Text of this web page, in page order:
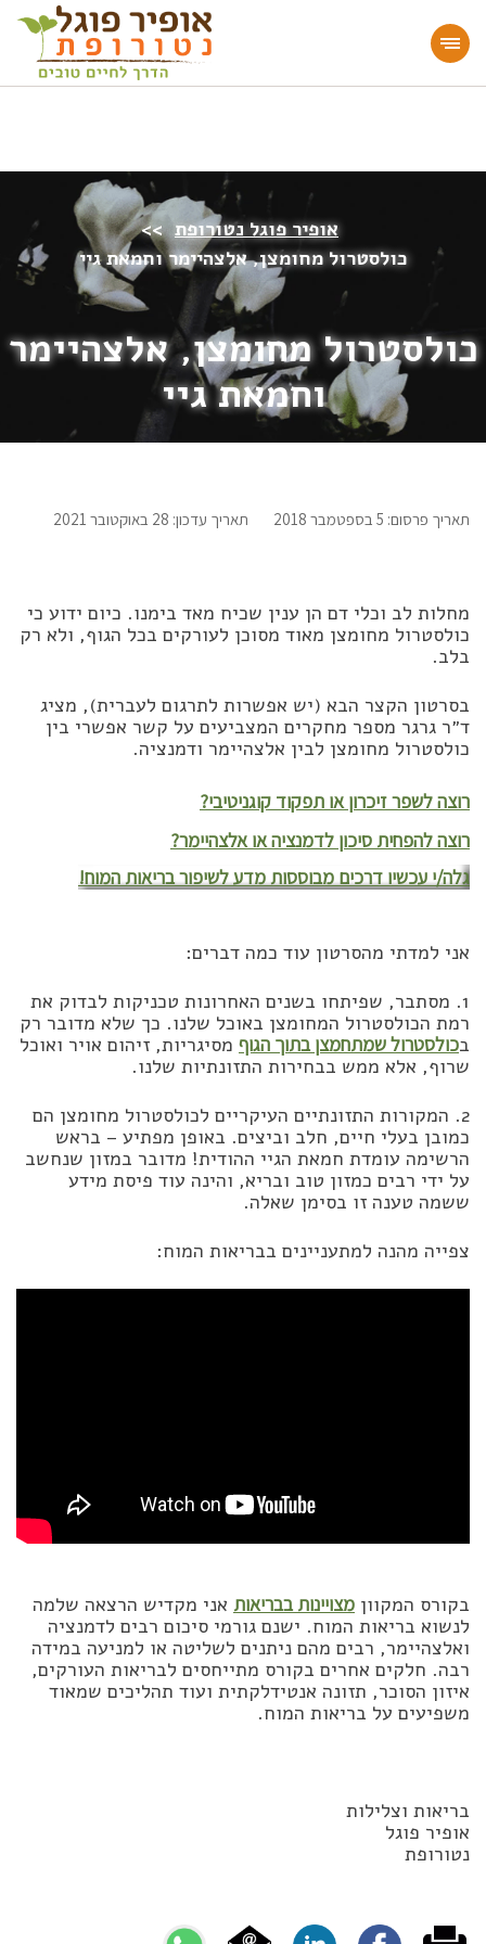
מעוניינים להעמיק או להתחיל דרך חיים בריאה?
הצטרפו לאתר!
אופיר פוגל נטורופת >>
כולסטרול מחומצן, אלצהיימר וחמאת גיי
כולסטרול מחומצן, אלצהיימר
וחמאת גיי
תאריך פרסום: 5 בספטמבר 2018 תאריך עדכון: 28 באוקטובר 2021
מחלות לב וכלי דם הן ענין שכיח מאד בימנו. כיום ידוע כי
כולסטרול מחומצן מאוד מסוכן לעורקים בכל הגוף, ולא רק
בלב.
בסרטון הקצר הבא (יש אפשרות לתרגום לעברית), מציג
ד״ר גרגר מספר מחקרים המצביעים על קשר אפשרי בין
כולסטרול מחומצן לבין אלצהיימר ודמנציה.
רוצה לשפר זיכרון או תפקוד קוגניטיבי?
רוצה להפחית סיכון לדמנציה או אלצהיימר?
גלה/י עכשיו דרכים מבוססות מדע לשיפור בריאות המוח!
אני למדתי מהסרטון עוד כמה דברים:
1. מסתבר, שפיתחו בשנים האחרונות טכניקות לבדוק את
רמת הכולסטרול המחומצן באוכל שלנו. כך שלא מדובר רק
בכולסטרול שמתחמצן בתוך הגוף מסיגריות, זיהום אויר ואוכל
שרוף, אלא ממש בבחירות התזונתיות שלנו.
2. המקורות התזונתיים העיקריים לכולסטרול מחומצן הם
כמובן בעלי חיים, חלב וביצים. באופן מפתיע – בראש
הרשימה עומדת חמאת הגיי ההודית! מדובר במזון שנחשב
על ידי רבים כמזון טוב ובריא, והינה עוד פיסת מידע
ששמה טענה זו בסימן שאלה.
צפייה מהנה למתעניינים בבריאות המוח:
בקורס המקוון מצויינות בבריאות אני מקדיש הרצאה שלמה
לנשוא בריאות המוח. ישנם גורמי סיכום רבים לדמנציה
ואלצהיימר, רבים מהם ניתנים לשליטה או למניעה במידה
רבה. חלקים אחרים בקורס מתייחסים לבריאות העורקים,
איזון הסוכר, תזונה אנטידלקתית ועוד תהליכים שמאוד
משפיעים על בריאות המוח.
בריאות וצלילות
אופיר פוגל
נטורופת